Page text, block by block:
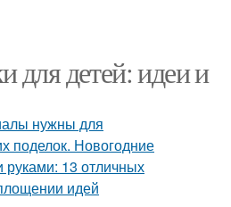
для детей: идеи и